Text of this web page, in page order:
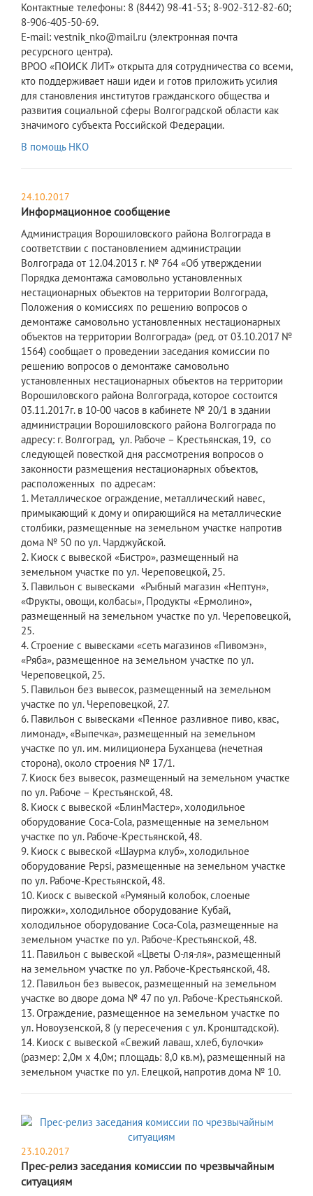
Контактные телефоны: 8 (8442) 98-41-53; 8-902-312-82-60;
8-906-405-50-69.
E-mail: vestnik_nko@mail.ru (электронная почта
ресурсного центра).
ВРОО «ПОИСК ЛИТ» открыта для сотрудничества со всеми,
кто поддерживает наши идеи и готов приложить усилия
для становления институтов гражданского общества и
развития социальной сферы Волгоградской области как
значимого субъекта Российской Федерации.
В помощь НКО
24.10.2017
Информационное сообщение
Администрация Ворошиловского района Волгограда в
соответствии с постановлением администрации
Волгограда от 12.04.2013 г. № 764 «Об утверждении
Порядка демонтажа самовольно установленных
нестационарных объектов на территории Волгограда,
Положения о комиссиях по решению вопросов о
демонтаже самовольно установленных нестационарных
объектов на территории Волгограда» (ред. от 03.10.2017 №
1564) сообщает о проведении заседания комиссии по
решению вопросов о демонтаже самовольно
установленных нестационарных объектов на территории
Ворошиловского района Волгограда, которое состоится
03.11.2017г. в 10-00 часов в кабинете № 20/1 в здании
администрации Ворошиловского района Волгограда по
адресу: г. Волгоград, ул. Рабоче – Крестьянская, 19, со
следующей повесткой дня рассмотрения вопросов о
законности размещения нестационарных объектов,
расположенных по адресам:
1. Металлическое ограждение, металлический навес,
примыкающий к дому и опирающийся на металлические
столбики, размещенные на земельном участке напротив
дома № 50 по ул. Чарджуйской.
2. Киоск с вывеской «Бистро», размещенный на
земельном участке по ул. Череповецкой, 25.
3. Павильон с вывесками «Рыбный магазин «Нептун»,
«Фрукты, овощи, колбасы», Продукты «Ермолино»,
размещенный на земельном участке по ул. Череповецкой,
25.
4. Строение с вывесками «сеть магазинов «Пивомэн»,
«Ряба», размещенное на земельном участке по ул.
Череповецкой, 25.
5. Павильон без вывесок, размещенный на земельном
участке по ул. Череповецкой, 27.
6. Павильон с вывесками «Пенное разливное пиво, квас,
лимонад», «Выпечка», размещенный на земельном
участке по ул. им. милиционера Буханцева (нечетная
сторона), около строения № 17/1.
7. Киоск без вывесок, размещенный на земельном участке
по ул. Рабоче – Крестьянской, 48.
8. Киоск с вывеской «БлинМастер», холодильное
оборудование Coca-Cola, размещенные на земельном
участке по ул. Рабоче-Крестьянской, 48.
9. Киоск с вывеской «Шаурма клуб», холодильное
оборудование Pepsi, размещенные на земельном участке
по ул. Рабоче-Крестьянской, 48.
10. Киоск с вывеской «Румяный колобок, слоеные
пирожки», холодильное оборудование Кубай,
холодильное оборудование Coca-Cola, размещенные на
земельном участке по ул. Рабоче-Крестьянской, 48.
11. Павильон с вывеской «Цветы О-ля-ля», размещенный
на земельном участке по ул. Рабоче-Крестьянской, 48.
12. Павильон без вывесок, размещенный на земельном
участке во дворе дома № 47 по ул. Рабоче-Крестьянской.
13. Ограждение, размещенное на земельном участке по
ул. Новоузенской, 8 (у пересечения с ул. Кронштадской).
14. Киоск с вывеской «Свежий лаваш, хлеб, булочки»
(размер: 2,0м х 4,0м; площадь: 8,0 кв.м), размещенный на
земельном участке по ул. Елецкой, напротив дома № 10.
23.10.2017
Прес-релиз заседания комиссии по чрезвычайным
ситуациям